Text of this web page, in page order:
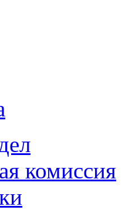
комиссия